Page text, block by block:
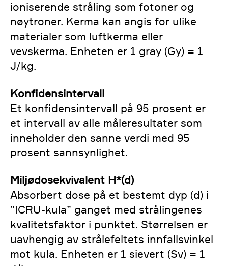
ioniserende stråling som fotoner og
nøytroner. Kerma kan angis for ulike
materialer som luftkerma eller
vevskerma. Enheten er 1 gray (Gy) = 1
J/kg.
Konfidensintervall
Et konfidensintervall på 95 prosent er
et intervall av alle måleresultater som
inneholder den sanne verdi med 95
prosent sannsynlighet.
Miljødosekvivalent H*(d)
Absorbert dose på et bestemt dyp (d) i
”ICRU-kula” ganget med strålingenes
kvalitetsfaktor i punktet. Størrelsen er
uavhengig av strålefeltets innfallsvinkel
mot kula. Enheten er 1 sievert (Sv) = 1